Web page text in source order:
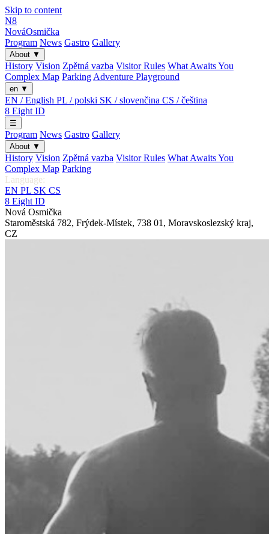
Skip to content
N8
NováOsmička
Program News Gastro Gallery
About ▼
History Vision Zpětná vazba Visitor Rules What Awaits You
Complex Map Parking Adventure Playground
en ▼
EN / English PL / polski SK / slovenčina CS / čeština
8 Eight ID
☰
Program News Gastro Gallery
About ▼
History Vision Zpětná vazba Visitor Rules What Awaits You
Complex Map Parking
Language:
EN PL SK CS
8 Eight ID
Nová Osmička
Staroměstská 782, Frýdek-Místek, 738 01 , Moravskoslezský kraj,
CZ